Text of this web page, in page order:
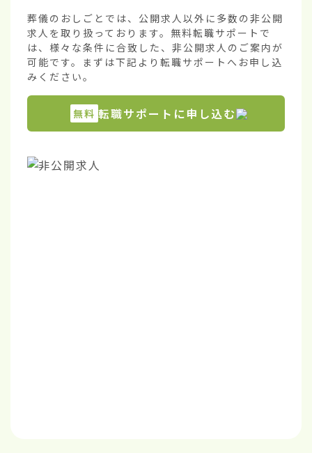
葬儀のおしごとでは、公開求人以外に多数の非公開
求人を取り扱っております。無料転職サポートで
は、様々な条件に合致した、非公開求人のご案内が
可能です。まずは下記より転職サポートへお申し込
みください。
無料 転職サポートに申し込む